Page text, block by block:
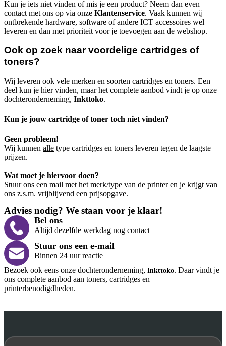
Kun je iets niet vinden of mis je een product? Neem dan even
contact met ons op via onze Klantenservice. Vaak kunnen wij
ontbrekende hardware, software of andere ICT accessoires wel
leveren en dan met prioriteit voor je toevoegen aan de webshop.
Ook op zoek naar voordelige cartridges of
toners?
Wij leveren ook vele merken en soorten cartridges en toners. Een
deel kun je hier vinden, maar het complete aanbod vindt je op onze
dochteronderneming, Inkttoko.
Kun je jouw cartridge of toner toch niet vinden?
Geen probleem!
Wij kunnen alle type cartridges en toners leveren tegen de laagste
prijzen.
Wat moet je hiervoor doen?
Stuur ons een mail met het merk/type van de printer en je krijgt van
ons z.s.m. vrijblijvend een prijsopgave.
Advies nodig? We staan voor je klaar!
Bel ons
Altijd dezelfde werkdag nog contact
Stuur ons een e-mail
Binnen 24 uur reactie
Bezoek ook eens onze dochteronderneming, Inkttoko. Daar vindt je
ons complete aanbod aan toners, cartridges en
printerbenodigdheden.